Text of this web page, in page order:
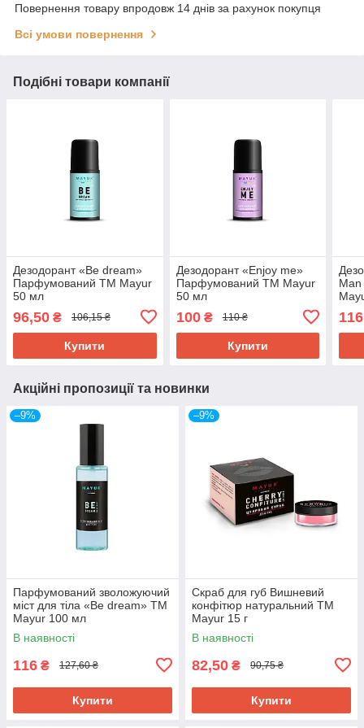
Повернення товару впродовж 14 днів за рахунок покупця
Всі умови повернення
Подібні товари компанії
Дезодорант «Be dream»
Парфумований ТМ Mayur
50 мл
96,50 ₴ 106,15 ₴
Купити
Дезодорант «Enjoy me»
Парфумований ТМ Mayur
50 мл
100₴ 110 ₴
Купити
Акційні пропозиції та новинки
–9%
Парфумований зволожуючий
міст для тіла «Be dream» ТМ
Mayur 100 мл
В наявності
116 ₴ 127,60 ₴
Купити
–9%
Скраб для губ Вишневий
конфітюр натуральний ТМ
Mayur 15 г
В наявності
82,50 ₴ 90,75 ₴
Купити